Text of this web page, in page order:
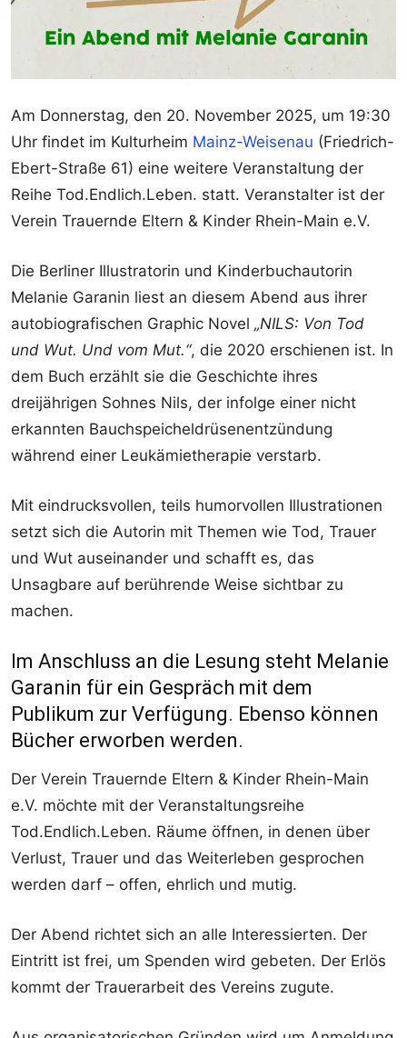
Am Donnerstag, den 20. November 2025, um 19:30
Uhr findet im Kulturheim Mainz-Weisenau (Friedrich-
Ebert-Straße 61) eine weitere Veranstaltung der
Reihe Tod.Endlich.Leben. statt. Veranstalter ist der
Verein Trauernde Eltern & Kinder Rhein-Main e.V.
Die Berliner Illustratorin und Kinderbuchautorin
Melanie Garanin liest an diesem Abend aus ihrer
autobiografischen Graphic Novel „NILS: Von Tod
und Wut. Und vom Mut.“, die 2020 erschienen ist. In
dem Buch erzählt sie die Geschichte ihres
dreijährigen Sohnes Nils, der infolge einer nicht
erkannten Bauchspeicheldrüsenentzündung
während einer Leukämietherapie verstarb.
Mit eindrucksvollen, teils humorvollen Illustrationen
setzt sich die Autorin mit Themen wie Tod, Trauer
und Wut auseinander und schafft es, das
Unsagbare auf berührende Weise sichtbar zu
machen.
Im Anschluss an die Lesung steht Melanie
Garanin für ein Gespräch mit dem
Publikum zur Verfügung. Ebenso können
Bücher erworben werden.
Der Verein Trauernde Eltern & Kinder Rhein-Main
e.V. möchte mit der Veranstaltungsreihe
Tod.Endlich.Leben. Räume öffnen, in denen über
Verlust, Trauer und das Weiterleben gesprochen
werden darf – offen, ehrlich und mutig.
Der Abend richtet sich an alle Interessierten. Der
Eintritt ist frei, um Spenden wird gebeten. Der Erlös
kommt der Trauerarbeit des Vereins zugute.